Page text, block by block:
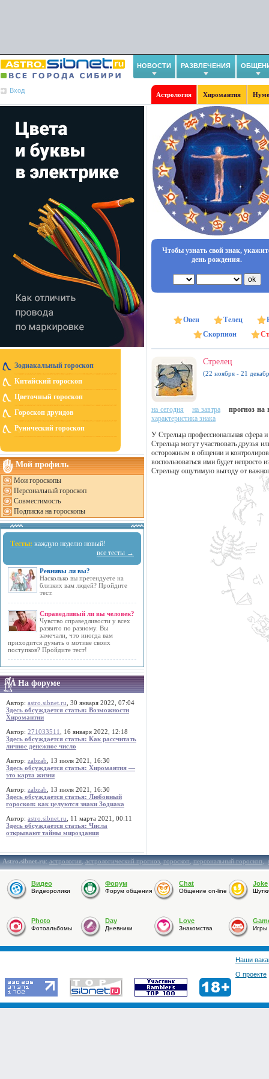
НОВОСТИ РАЗВЛЕЧЕНИЯ
Вход
Астрология Хиромантия
Зодиакальный гороскоп
Китайский гороскоп
Цветочный гороскоп
Гороскоп друидов
Рунический гороскоп
Мой профиль
Мои гороскопы
Персональный гороскоп
Совместимость
Подписка на гороскопы
Тесты: каждую неделю новый!
все тесты →
Ревнивы ли вы?
Насколько вы претендуете на
близких вам людей? Пройдите
тест.
Справедливый ли вы человек?
Чувство справедливости у всех
развито по разному. Вы
замечали, что иногда вам
приходится думать о мотиве своих
поступков? Пройдите тест!
На форуме
Автор: astro.sibnet.ru , 30 января 2022, 07:04
Здесь обсуждается статья: Возможности
Хиромантии
Автор: 271033511
, 16 января 2022, 12:18
Здесь обсуждается статья: Как рассчитать
личное денежное число
Автор: zabzab , 13 июля 2021, 16:30
Здесь обсуждается статья: Хиромантия —
это карта жизни
Автор: zabzab , 13 июля 2021, 16:30
Здесь обсуждается статья: Любовный
гороскоп: как целуются знаки Зодиака
Автор: astro.sibnet.ru , 11 марта 2021, 00:11
Здесь обсуждается статья: Числа
открывают тайны мироздания
Чтобы узнать свой знак,
день рождения.
Овен Телец
Скорпион
Стрелец
(22 ноября - 21
на сегодня на завтра
прогноз на
характеристика знака
У Стрельца профессиональная сфера
Стрельца могут участвовать друзья
осторожным в общении и
воспользоваться ими будет непросто
Стрельцу ощутимую выгоду от
Astro.sibnet.ru:астрология,астрологический прогноз,гороскоп,персональный гороскоп,
Видео
Видеоролики
Форум
Форум общения
Chat
Общение on-line
Joke
Photo
Фотоальбомы
Day
Дневники
Love
Знакомства Игры
Наши
О проекте